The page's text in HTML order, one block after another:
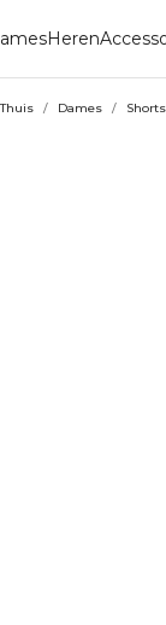
Heren
Thuis / Dames / Shorts